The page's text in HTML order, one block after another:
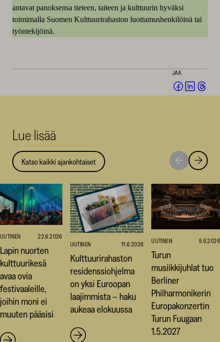
antavat panoksensa tieteen, taiteen ja kulttuurin hyväksi
toimimalla Suomen Kulttuurirahaston luottamushenkilöinä tai
työntekijöinä.
JAA
Jaa Jaa
Lue lisää
Katso kaikki ajankohtaiset
Siirry
seuraavaan
Siirry
UUTINEN 22.6.2026
Lapin nuorten
kulttuurikesä
avaa ovia
festivaaleille,
joihin moni ei
muuten pääsisi
UUTINEN 11.6.2026
Kulttuurirahaston
residenssiohjelma
on yksi Euroopan
laajimmista – haku
aukeaa elokuussa
UUTINEN 9.6.2026
Turun
musiikkijuhlat tuo
Berliner
Philharmonikerin
Europakonzertin
Turun Fuugaan
1.5.2027